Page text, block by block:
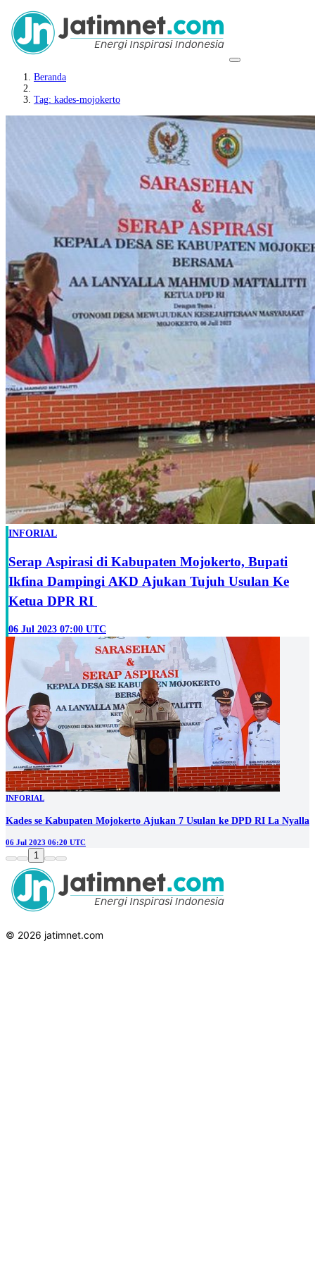
Beranda
Tag: kades-mojokerto
INFORIAL
Serap Aspirasi di Kabupaten Mojokerto, Bupati
Ikfina Dampingi AKD Ajukan Tujuh Usulan Ke
Ketua DPR RI
06 Jul 2023 07:00 UTC
INFORIAL
Kades se Kabupaten Mojokerto Ajukan 7 Usulan ke DPD RI La Nyalla
06 Jul 2023 06:20 UTC
1
© 2026 jatimnet.com